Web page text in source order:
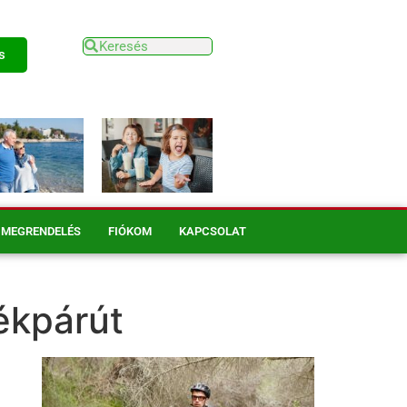
MEGRENDELÉS FIÓKOM KAPCSOLAT